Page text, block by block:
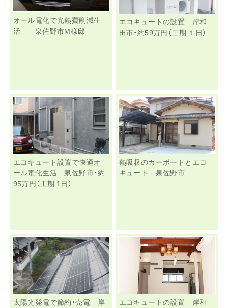
オール電化で光熱費削減生
活 泉佐野市M様邸
エコキュートの設置 岸和
田市・約59万円（工期 １日）
エコキュート設置で快適オ
ール電化生活 泉佐野市・約
95万円（工期 1日）
熱吸収のカーポートとエコ
キュート 泉佐野市
太陽光発電で節約・売電 岸
エコキュートの設置 岸和